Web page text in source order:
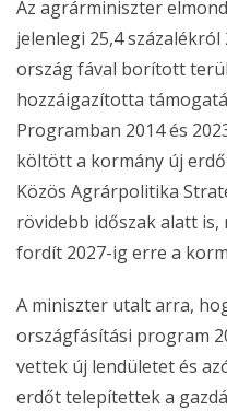
Az agrárminiszter
jelenlegi 25,4 százalékról
ország fával borított
hozzáigazította
Programban 2014 és
költött a kormány új
Közös Agrárpolitika
rövidebb időszak alatt
fordít 2027-ig erre a
A miniszter utalt arra,
országfásítási program
vettek új lendületet és
erdőt telepítettek a